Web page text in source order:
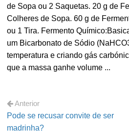
de Sopa ou 2 Saquetas. 20 g de
Colheres de Sopa. 60 g de
ou 1 Tira. Fermento
um Bicarbonato de Sódio
temperatura e criando gás
que a massa ganhe volume ...
Anterior
Pode se recusar convite de ser
madrinha?